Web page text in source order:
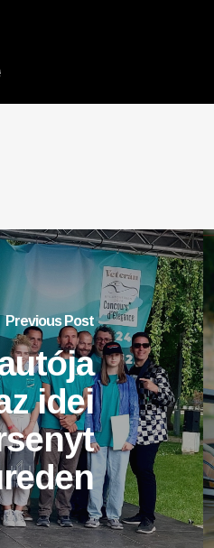
Previous Post
idei